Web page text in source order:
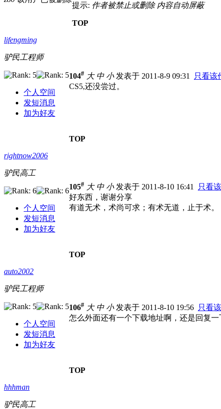
提示: 作者被禁止或删除 内容自动屏蔽
TOP
lifengming
驴民工程师
个人空间
发短消息
加为好友
104# 大 中 小发表于 2011-8-9 09:31
只看该
CS5,还没尝过。
TOP
rightnow2006
驴民高工
个人空间
发短消息
加为好友
105# 大 中 小发表于 2011-8-10 16:41
只看
好东西，谢谢分享
有道无术，术尚可求；有术无道，止于术。
TOP
auto2002
驴民工程师
个人空间
发短消息
加为好友
106# 大 中 小发表于 2011-8-10 19:56 只看
怎么外面还有一个下载地址啊，还是回复一
TOP
hhhman
驴民高工